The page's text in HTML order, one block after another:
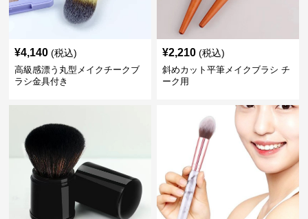
¥4,140 (税込)
高級感漂う丸型メイクチークブ
ラシ金具付き
¥2,210 (税込)
斜めカット平筆メイクブラシ チ
ーク用